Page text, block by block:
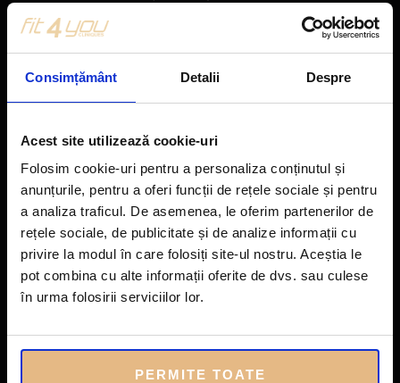
Consimțământ Detalii Despre
Acest site utilizează cookie-uri
Folosim cookie-uri pentru a personaliza conținutul și
anunțurile, pentru a oferi funcții de rețele sociale și pentru
a analiza traficul. De asemenea, le oferim partenerilor de
rețele sociale, de publicitate și de analize informații cu
privire la modul în care folosiți site-ul nostru. Aceștia le
pot combina cu alte informații oferite de dvs. sau culese
în urma folosirii serviciilor lor.
PERMITE TOATE
înveliș lipidic, care este vulnerabil în fața provocărilor fizico-chimice și a
agenților oxidanți.
Ce afecțiuni tratează și previne ozonoterapia?
ameliorarea afecțiunilor reumatice(artroze, discopatii ca hernia de
disc, dureri musculare, fibromialgii, contracturi musculare)
ameliorarea problemelor oftalmologice (conjunctivite, blefarite), în
afecțiunile de ordin stomatologic (gingivite, paradontopatii, aftoza,
herpes).
crește tonusul